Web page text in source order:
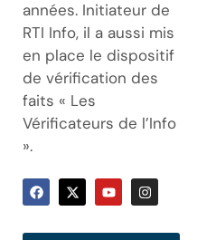
années. Initiateur de
RTI Info, il a aussi mis
en place le dispositif
de vérification des
faits « Les
Vérificateurs de l’Info
».